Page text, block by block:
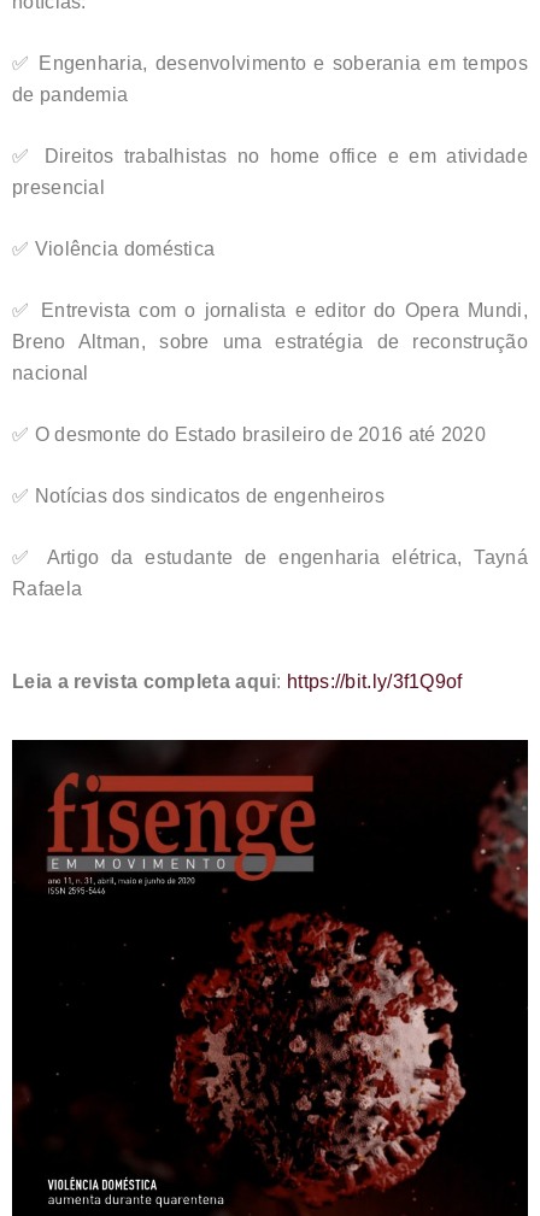
✅ Engenharia, desenvolvimento e soberania em tempos
de pandemia
✅ Direitos trabalhistas no home office e em atividade
presencial
✅ Violência doméstica
✅ Entrevista com o jornalista e editor do Opera Mundi,
Breno Altman, sobre uma estratégia de reconstrução
nacional
✅ O desmonte do Estado brasileiro de 2016 até 2020
✅ Notícias dos sindicatos de engenheiros
✅ Artigo da estudante de engenharia elétrica, Tayná
Rafaela
Leia a revista completa aqui: https://bit.ly/3f1Q9of